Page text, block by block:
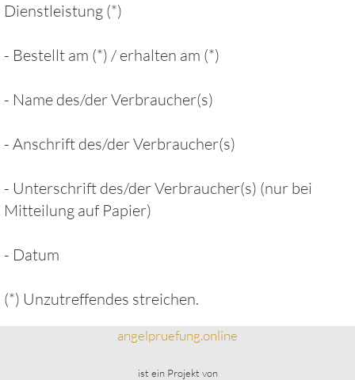
Dienstleistung (*)
- Bestellt am (*) / erhalten am (*)
- Name des/der Verbraucher(s)
- Anschrift des/der Verbraucher(s)
- Unterschrift des/der Verbraucher(s) (nur bei
Mitteilung auf Papier)
- Datum
(*) Unzutreffendes streichen.
angelpruefung.online
ist ein Projekt von